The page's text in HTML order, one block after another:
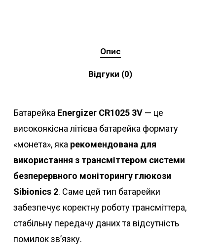
Опис
Відгуки (0)
Батарейка Energizer CR1025 3V— це
високоякісна літієва батарейка формату
«монета», яка рекомендована для
використання з трансміттером системи
безперервного моніторингу глюкози
Sibionics 2. Саме цей тип батарейки
забезпечує коректну роботу трансміттера,
стабільну передачу даних та відсутність
помилок зв’язку.